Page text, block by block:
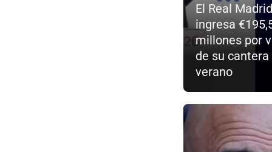
El Real Madrid
ingresa
millones por
de su
verano